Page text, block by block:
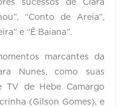
sucessos de Clara
“Conto de Areia”,
e “Ê Baiana”.
marcantes da
Nunes, como suas
TV de Hebe Camargo
(Gilson Gomes), e